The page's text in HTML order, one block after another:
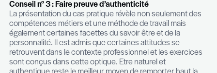
Selon le poste que vous visez, les compétences
spécifiques sélectionnées par votre futur
être mesurées par les consultants durant cette
présentation. Autant dire qu’il est important de
forme comme le fond. Rien d’anormal si le sujet
est loin de votre quotidien professionnel en